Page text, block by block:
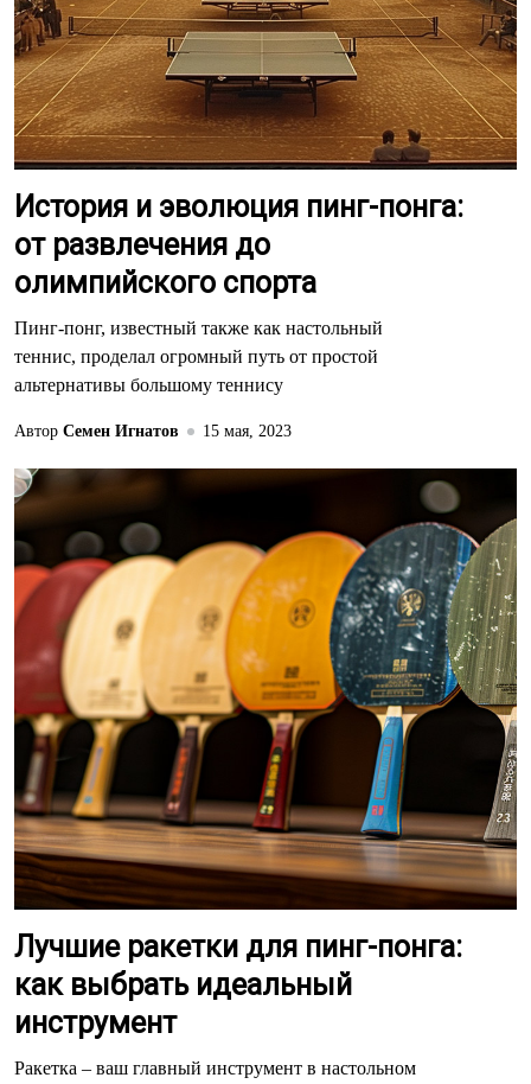
История и эволюция пинг-понга:
от развлечения до
олимпийского спорта
Пинг-понг, известный также как настольный
теннис, проделал огромный путь от простой
альтернативы большому теннису
Автор Семен Игнатов 15 мая, 2023
Лучшие ракетки для пинг-понга:
как выбрать идеальный
инструмент
Ракетка – ваш главный инструмент в настольном